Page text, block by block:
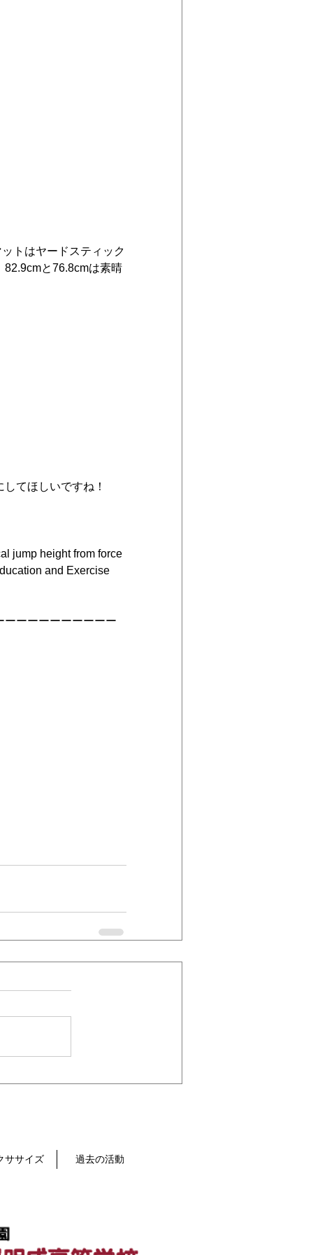
トはヤードスティック
82.9cmと76.8cmは素晴
てほしいですね！
jump height from force
and Exercise
ーーーーーーーーーー
ササイズ 過去の活動